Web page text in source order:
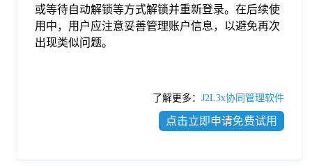
或等待自动解锁等方式解锁并重新登录。在后续使
用中，用户应注意妥善管理账户信息，以避免再次
出现类似问题。
了解更多： J2L3x协同管理软件
点击立即申请免费试用